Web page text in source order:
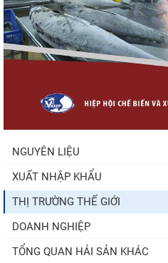
Trung
trong khi
Thông báo
tăng nhẹ,
NGUYÊN LIỆU
XUẤT NHẬP KHẨU
THỊ TRƯỜNG THẾ GIỚI
DOANH NGHIỆP
TỔNG QUAN HẢI SẢN KHÁC